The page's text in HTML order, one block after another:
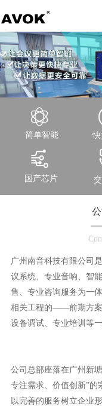
简单智能
国产芯片
广州南音科技有限公司
议系统、专业音响、智
售、专业咨询服务为一
相关工程的——前期方案
设备调试、专业培训等
公司总部座落在广州新
专注需求、价值创新”的
以完善的服务树立企业